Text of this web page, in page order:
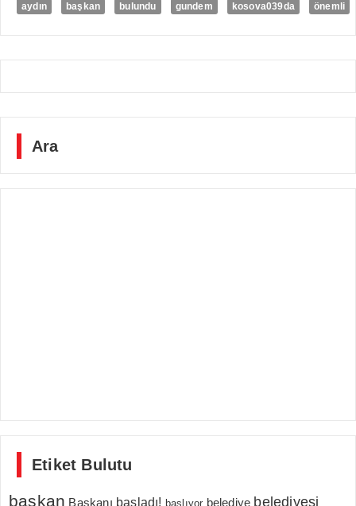
aydın başkan bulundu gundem kosova039da önemli
Ara
Etiket Bulutu
başkan Başkanı başladı! başlıyor belediye belediyesi